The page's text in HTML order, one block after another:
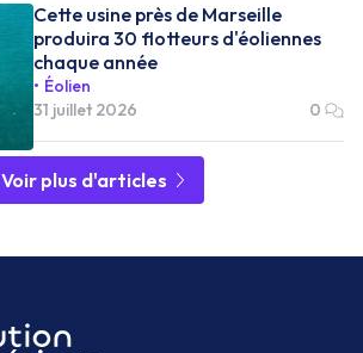
Cette usine près de Marseille
produira 30 flotteurs d'éoliennes
chaque année
Éolien
31 juillet 2026
0
Voir plus d'articles